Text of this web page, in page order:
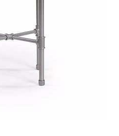
TABLE